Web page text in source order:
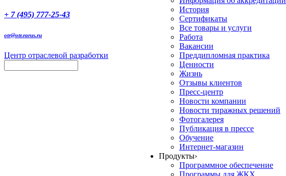
+ 7 (495) 777-25-43
otr@otr.rarus.ru
Центр отраслевой разработки
История
Сертификаты
Все товары и услуги
Работа
Вакансии
Преддипломная практика
Ценности
Жизнь
Отзывы клиентов
Пресс-центр
Новости компании
Новости тиражных решений
Фотогалерея
Публикация в прессе
Обучение
Интернет-магазин
Продукты›
Программное обеспечение
Программы для ЖКХ